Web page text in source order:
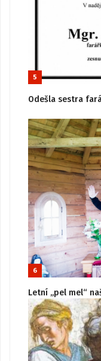
5
Odešla sestra
6
Letní „pel mel“